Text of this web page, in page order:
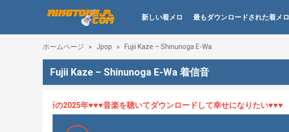
新しい着メロ 最もダウンロードされた着メロ
ホームページ » Jpop » Fujii Kaze – Shinunoga E-Wa
Fujii Kaze – Shinunoga E-Wa 着信音
、最新の2025年♥♥♥音楽を聴いてダウンロードして幸せになりたい♥♥♥